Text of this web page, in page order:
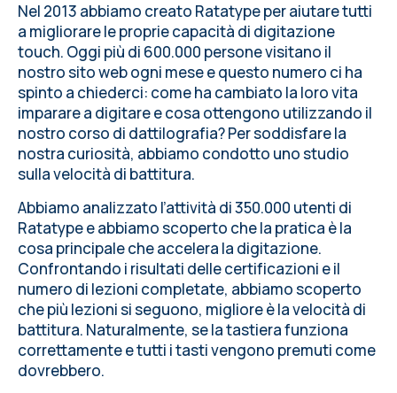
Nel 2013 abbiamo creato Ratatypeper aiutare tutti
a migliorare le proprie capacità di digitazione
touch. Oggi più di 600.000 persone visitano il
nostro sito web ogni mese e questo numero ci ha
spinto a chiederci: come ha cambiato la loro vita
imparare a digitare e cosa ottengono utilizzando il
nostro corso di dattilografia? Per soddisfare la
nostra curiosità, abbiamo condotto uno studio
sulla velocità di battitura.
Abbiamo analizzato l’attività di 350.000 utenti di
Ratatype e abbiamo scoperto che la pratica è la
cosa principale che accelera la digitazione.
Confrontando i risultati delle certificazioni e il
numero di lezioni completate, abbiamo scoperto
che più lezioni si seguono, migliore èla velocità di
battitura. Naturalmente, se latastiera funziona
correttamentee tutti i tasti vengono premuti come
dovrebbero.